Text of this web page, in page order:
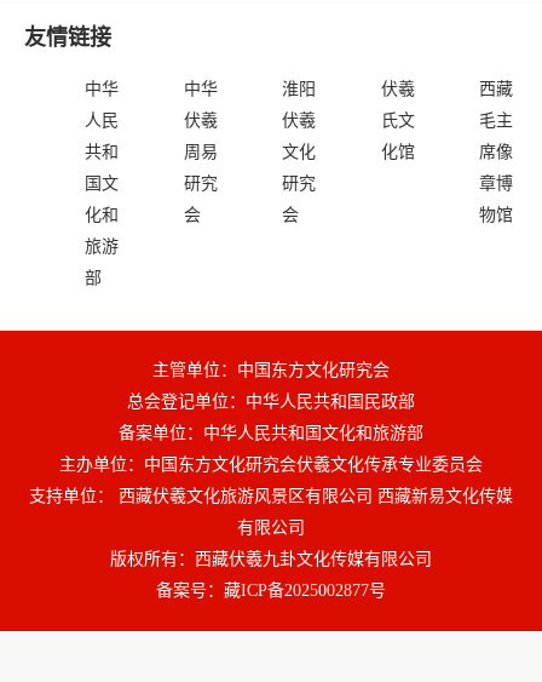
友情链接
中华
人民
共和
国文
化和
旅游
部
中华
伏羲
周易
研究
会
淮阳
伏羲
文化
研究
会
伏羲
氏文
化馆
西藏
毛主
席像
章博
物馆
主管单位：中国东方文化研究会
总会登记单位：中华人民共和国民政部
备案单位：中华人民共和国文化和旅游部
主办单位：中国东方文化研究会伏羲文化传承专业委员会
支持单位： 西藏伏羲文化旅游风景区有限公司 西藏新易文化传媒
有限公司
版权所有：西藏伏羲九卦文化传媒有限公司
备案号： 藏ICP备2025002877号